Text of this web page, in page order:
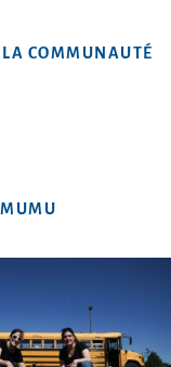
LA COMMUNAUTÉ